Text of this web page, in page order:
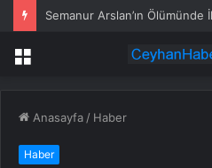
Semanur Arslan’ın Ölümünde
Menü
Anasayfa / Haber
Haber